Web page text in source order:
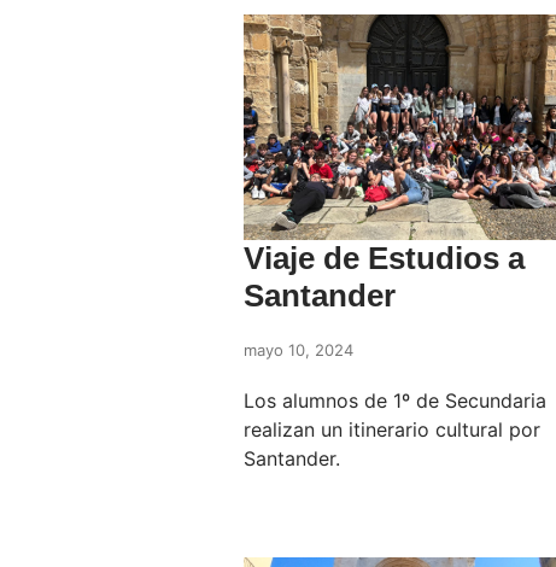
Viaje de Estudios a
Santander
mayo 10, 2024
Los alumnos de 1º de Secundaria
realizan un itinerario cultural por
Santander.